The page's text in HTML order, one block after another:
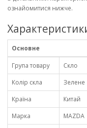
ознайомитися нижче.
Основне
Група товару
Скло
Колір скла
Зелене
Країна
Китай
Марка
MAZDA